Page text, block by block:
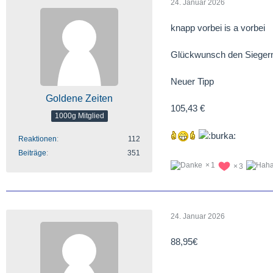
Goldene Zeiten
1000g Mitglied
Reaktionen
112
Beiträge
351
24. Januar 2026
knapp vorbei is a vorbei
Glückwunsch den
Neuer Tipp
105,43 €
1 3
24. Januar 2026
88,95€